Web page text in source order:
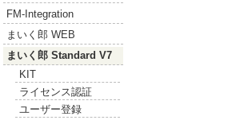
FM-Integration
まいく郎 WEB
まいく郎 Standard V7
KIT
ライセンス認証
ユーザー登録